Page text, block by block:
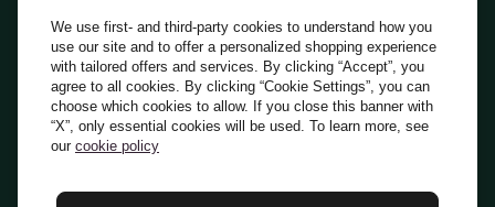
Scopri chi siamo
Domande frequenti
Lavora con noi
Diventa Shopper
Investitori
PrivacyCookiePreferenze Cookie
Termini e Condizioni
Italiano
We use first- and third-party cookies to understand how you
use our site and to offer a personalized shopping experience
with tailored offers and services. By clicking “Accept”, you
agree to all cookies. By clicking “Cookie Settings”, you can
choose which cookies to allow. If you close this banner with
“X”, only essential cookies will be used. To learn more, see
our cookie policy